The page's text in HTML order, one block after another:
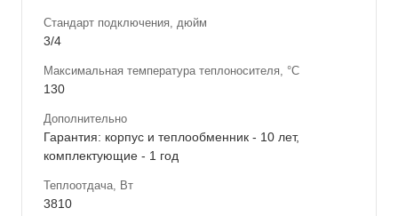
Стандарт подключения, дюйм
3/4
Максимальная температура теплоносителя, °С
130
Дополнительно
Гарантия: корпус и теплообменник - 10 лет,
комплектующие - 1 год
Теплоотдача, Вт
3810